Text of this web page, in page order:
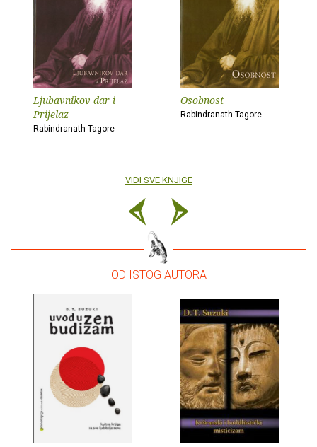
Ljubavnikov dar i
Prijelaz
Rabindranath Tagore
Osobnost
Rabindranath Tagore
VIDI SVE KNJIGE
– OD ISTOG AUTORA –